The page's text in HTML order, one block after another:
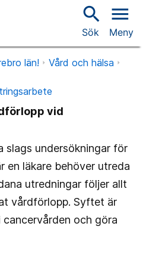
search
Sök
menu
Meny
län!
Vård och hälsa
vid
slags undersökningar för
en läkare behöver utreda
utredningar följer allt
vårdförlopp. Syftet är
och göra